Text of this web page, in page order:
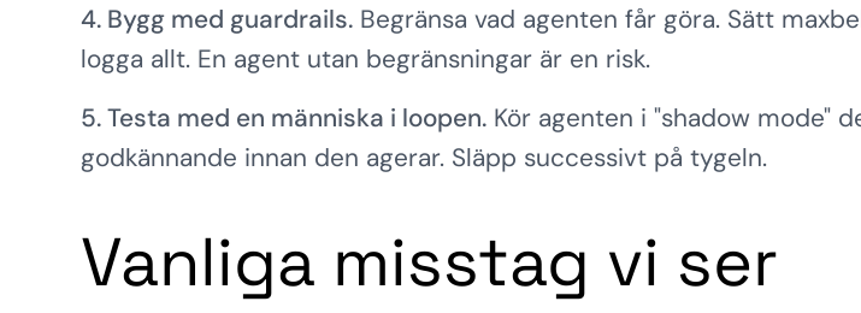
4. Bygg med guardrails. Begränsa vad agenten får göra. Sätt
logga allt. En agent utan begränsningar är en risk.
5. Testa med en människa i loopen. Kör agenten i "shadow mode"
godkännande innan den agerar. Släpp successivt på tygeln.
Vanliga misstag vi ser